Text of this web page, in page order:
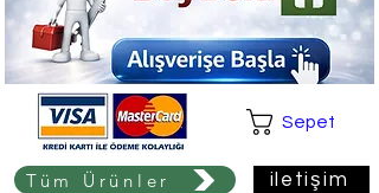
Tüm Ürünler
Sepet
iletişim